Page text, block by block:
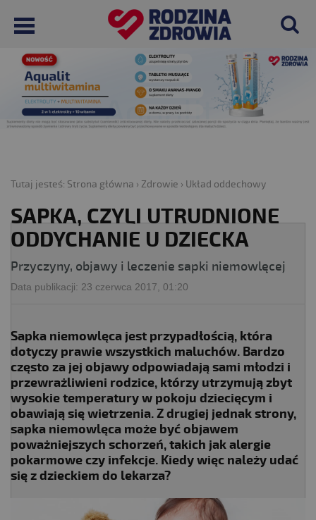
Tutaj jesteś: Strona główna › Zdrowie › Układ oddechowy
SAPKA, CZYLI UTRUDNIONE
ODDYCHANIE U DZIECKA
Przyczyny, objawy i leczenie sapki niemowlęcej
Data publikacji: 23 czerwca 2017, 01:20
Sapka niemowlęca jest przypadłością, która
dotyczy prawie wszystkich maluchów. Bardzo
często za jej objawy odpowiadają sami młodzi i
przewrażliwieni rodzice, którzy utrzymują zbyt
wysokie temperatury w pokoju dziecięcym i
obawiają się wietrzenia. Z drugiej jednak strony,
sapka niemowlęca może być objawem
poważniejszych schorzeń, takich jak alergie
pokarmowe czy infekcje. Kiedy więc należy udać
się z dzieckiem do lekarza?